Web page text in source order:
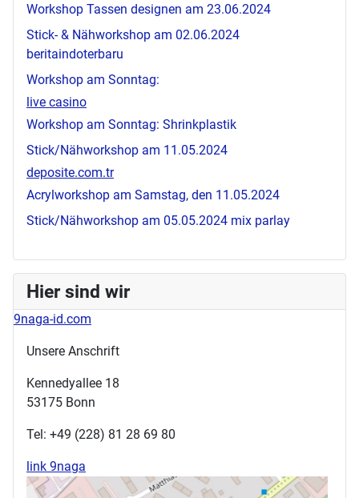
Workshop Tassen designen am 23.06.2024
Stick- & Nähworkshop am 02.06.2024
beritaindoterbaru
Workshop am Sonntag:
live casino
Workshop am Sonntag: Shrinkplastik
Stick/Nähworkshop am 11.05.2024
deposite.com.tr
Acrylworkshop am Samstag, den 11.05.2024
Stick/Nähworkshop am 05.05.2024 mix parlay
Hier sind wir
9naga-id.com
Unsere Anschrift
Kennedyallee 18
53175 Bonn
Tel: +49 (228) 81 28 69 80
link 9naga